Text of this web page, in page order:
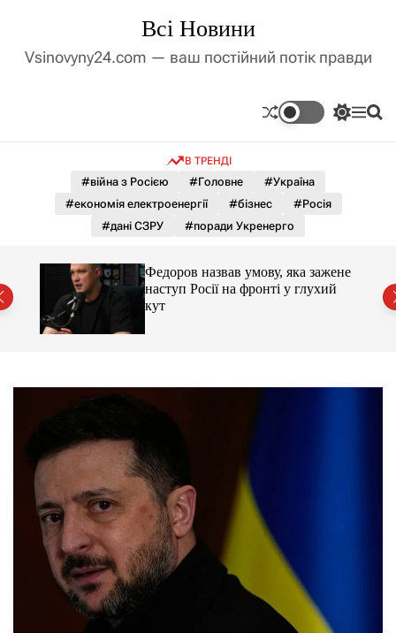
д
у
Всі Новини
Vsinovyny24.com — ваш постійний потік правди
П
м
к
о
л
ь
г
М П
В ТРЕНДІ
#війна з Росією #Головне
#Україна
#економія електроенергії
#бізнес
#Росія
#дані СЗРУ
#поради Укренерго
Федоров назвав умову, яка зажене
наступ Росії на фронті у глухий
кут